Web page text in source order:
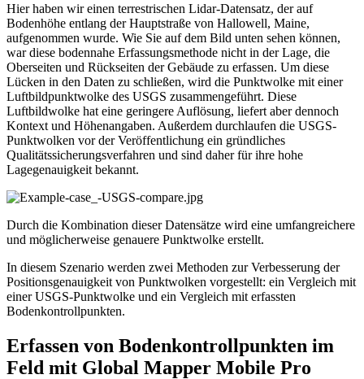
Hier haben wir einen terrestrischen Lidar-Datensatz, der auf
Bodenhöhe entlang der Hauptstraße von Hallowell, Maine,
aufgenommen wurde. Wie Sie auf dem Bild unten sehen können,
war diese bodennahe Erfassungsmethode nicht in der Lage, die
Oberseiten und Rückseiten der Gebäude zu erfassen. Um diese
Lücken in den Daten zu schließen, wird die Punktwolke mit einer
Luftbildpunktwolke des USGS zusammengeführt. Diese
Luftbildwolke hat eine geringere Auflösung, liefert aber dennoch
Kontext und Höhenangaben. Außerdem durchlaufen die USGS-
Punktwolken vor der Veröffentlichung ein gründliches
Qualitätssicherungsverfahren und sind daher für ihre hohe
Lagegenauigkeit bekannt.
Durch die Kombination dieser Datensätze wird eine umfangreichere
und möglicherweise genauere Punktwolke erstellt.
In diesem Szenario werden zwei Methoden zur Verbesserung der
Positionsgenauigkeit von Punktwolken vorgestellt: ein Vergleich mit
einer USGS-Punktwolke und ein Vergleich mit erfassten
Bodenkontrollpunkten.
Erfassen von Bodenkontrollpunkten im
Feld mit Global Mapper Mobile Pro